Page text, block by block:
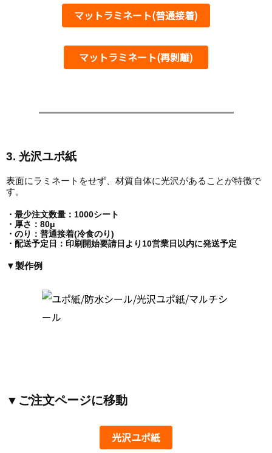
マットラミネート(普通接着)
マットラミネート(再剝離)
3. 光沢ユポ紙
表面にラミネートをせず、材質自体に光沢があることが特徴で
す。
・最少注文数量：1000シート
・厚さ：80μ
・のり：普通接着(冷食のり)
・配送予定日：印刷開始要請日より10営業日以内に発送予定
▼製作例
▼ご注文ページに移動
光沢ユポ紙